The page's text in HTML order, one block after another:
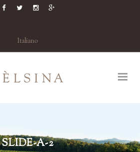
Italiano
SLIDE-A-2